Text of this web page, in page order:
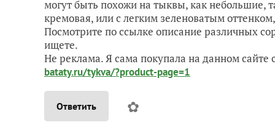
могут быть похожи на тыквы, как небольшие,
кремовая, или с легким зеленоватым
Посмотрите по ссылке описание различных
ищете.
Не реклама. Я сама покупала на данном сайте
bataty.ru/tykva/?product-page=1
Ответить ✿